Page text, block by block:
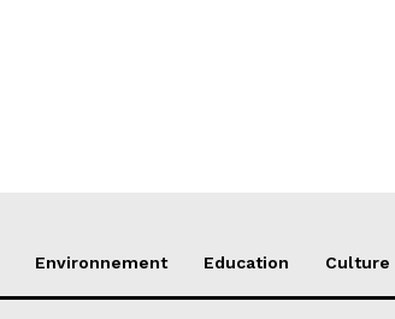
Environnement Education Culture